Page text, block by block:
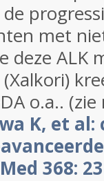
met
deze
o.a..
K, et
368: